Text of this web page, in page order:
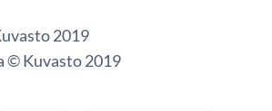
2019
© Kuvasto 2019